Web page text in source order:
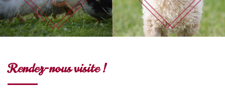
Rendez-nous visite !